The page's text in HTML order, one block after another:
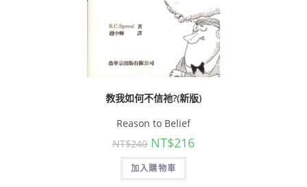
教我如何不信祂?(新版)
Reason to Belief
NT$240 NT$216
加入購物車